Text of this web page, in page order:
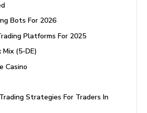
Bots For 2026
Platforms For 2025
Mix (5-DE)
Casino
Strategies For Traders In